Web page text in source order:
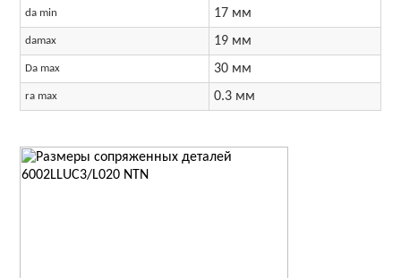
da min 17 мм
damax 19 мм
Da max 30 мм
ra max 0.3 мм